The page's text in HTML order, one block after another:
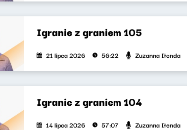
Igranie z graniem 105
21 lipca 2026 56:22 Zuzanna Iłenda
Igranie z graniem 104
14 lipca 2026 57:07 Zuzanna Iłenda